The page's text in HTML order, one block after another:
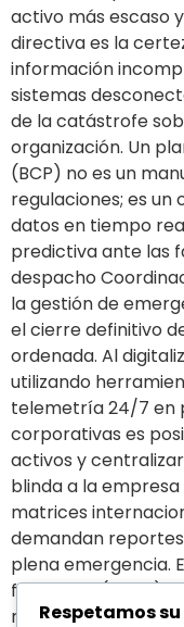
activo más escaso
directiva es la
información
sistemas
de la catástrofe
organización. Un
(BCP) no es un
regulaciones; es un
datos en tiempo
predictiva ante las
despacho
la gestión de
el cierre definitivo
ordenada. Al
utilizando
telemetría 24/7 en
corporativas es
activos y
blinda a la
matrices
demandan
plena emergencia.
financiero (OPEX)
requiere combinar
Respetamos